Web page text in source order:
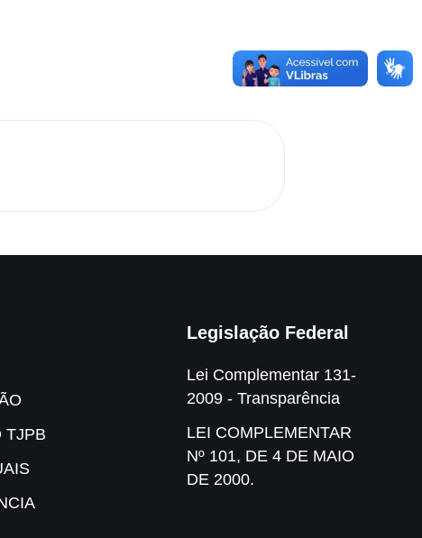
TJPB
Legislação Federal
Lei Complementar 131-
2009 - Transparência
LEI COMPLEMENTAR
Nº 101, DE 4 DE MAIO
DE 2000.